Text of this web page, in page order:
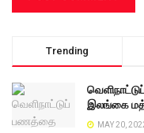
Trending
இலங்கை
MAY 20,